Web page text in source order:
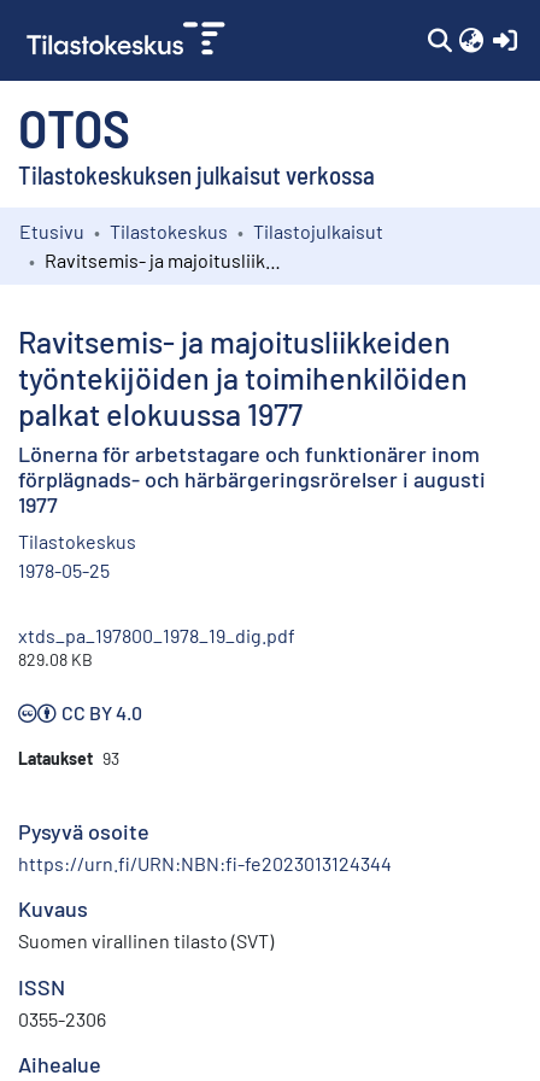
OTOS
Tilastokeskuksen julkaisut verkossa
Kokoelmat
Etusivu Tilastokeskus
Tilastojulkaisut
Ravitsemis- ja majoitusliikkeiden
työntekijöiden ja toimihenkilöiden
palkat elokuussa 1977
Lönerna för arbetstagare och funktionärer inom
förplägnads- och härbärgeringsrörelser i augusti
1977
Tilastokeskus
1978-05-25
xtds_pa_197800_1978_19_dig.pdf
829.08 KB
CC BY 4.0
Lataukset 93
Pysyvä osoite
https://urn.fi/URN:NBN:fi-fe2023013124344
Kuvaus
Suomen virallinen tilasto (SVT)
ISSN
0355-2306
Aihealue